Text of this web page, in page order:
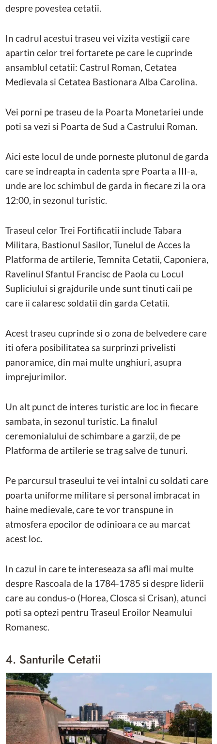
despre povestea cetatii.
In cadrul acestui traseu vei vizita vestigii care
apartin celor trei fortarete pe care le cuprinde
ansamblul cetatii: Castrul Roman, Cetatea
Medievala si Cetatea Bastionara Alba Carolina.
Vei porni pe traseu de la Poarta Monetariei unde
poti sa vezi si Poarta de Sud a Castrului Roman.
Aici este locul de unde porneste plutonul de garda
care se indreapta in cadenta spre Poarta a III-a,
unde are loc schimbul de garda in fiecare zi la ora
12:00, in sezonul turistic.
Traseul celor Trei Fortificatii include Tabara
Militara, Bastionul Sasilor, Tunelul de Acces la
Platforma de artilerie, Temnita Cetatii, Caponiera,
Ravelinul Sfantul Francisc de Paola cu Locul
Supliciului si grajdurile unde sunt tinuti caii pe
care ii calaresc soldatii din garda Cetatii.
Acest traseu cuprinde si o zona de belvedere care
iti ofera posibilitatea sa surprinzi privelisti
panoramice, din mai multe unghiuri, asupra
imprejurimilor.
Un alt punct de interes turistic are loc in fiecare
sambata, in sezonul turistic. La finalul
ceremonialului de schimbare a garzii, de pe
Platforma de artilerie se trag salve de tunuri.
Pe parcursul traseului te vei intalni cu soldati care
poarta uniforme militare si personal imbracat in
haine medievale, care te vor transpune in
atmosfera epocilor de odinioara ce au marcat
acest loc.
In cazul in care te intereseaza sa afli mai multe
despre Rascoala de la 1784-1785 si despre liderii
care au condus-o (Horea, Closca si Crisan), atunci
poti sa optezi pentru Traseul Eroilor Neamului
Romanesc.
4. Santurile Cetatii